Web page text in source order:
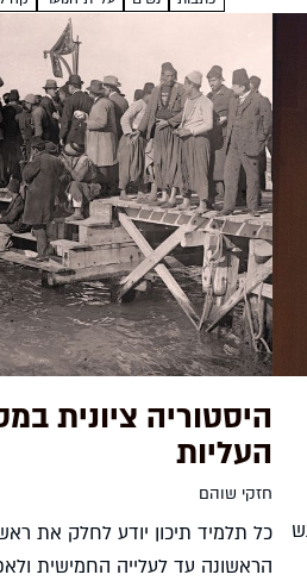
היסטוריה ציונית
העליות
חזקי שוהם
כל תלמיד תיכון יודע לחלק את
הראשונה עד לעלייה החמישית